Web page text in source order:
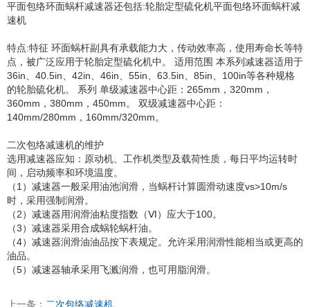
平面包络环面蜗杆减速器还包括:轮胎定型硫化机平面包络环面蜗杆减
速机
特点:特征 环面蜗杆副具有承载能力大，传动效率高，使用寿命长等特
点，被广泛应用于轮胎定型硫化机中。 适用范围 本系列减速器适用于
36in、40.5in、42in、46in、55in、63.5in、85in、100in等各种规格
的轮胎硫化机。 系列 单级减速器中心距：265mm，320mm，
360mm，380mm，450mm。 双级减速器中心距：
140mm/280mm，160mm/320mm。
二次包络减速机的维护
选用减速器应知：原动机、工作机类型及载荷性质，每日平均运转时
间，启动频率和环境温度。
（1）减速器一般采用油池润滑，当蜗杆计算圆滑动速度vs>10m/s
时，采用强制润滑。
（2）减速器用润滑油粘度指数（Ⅵ）应大于100。
（3）减速器采用合成蜗轮蜗杆油。
（4）减速器润滑油油品按下表规定。允许采用润滑性能相当或更高的
油品。
（5）减速器轴承采用飞溅润滑，也可用脂润滑。
上一条： 二次包络减速机